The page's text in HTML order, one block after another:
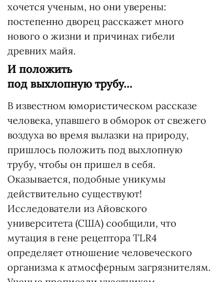
хочется ученым, но они уверены:
постепенно дворец расскажет много
нового о жизни и причинах гибели
древних майя.
И положить
под выхлопную трубу…
В известном юмористическом рассказе
человека, упавшего в обморок от свежего
воздуха во время вылазки на природу,
пришлось положить под выхлопную
трубу, чтобы он пришел в себя.
Оказывается, подобные уникумы
действительно существуют!
Исследователи из Айовского
университета (США) сообщили, что
мутация в гене рецептора TLR4
определяет отношение человеческого
организма к атмосферным загрязнителям.